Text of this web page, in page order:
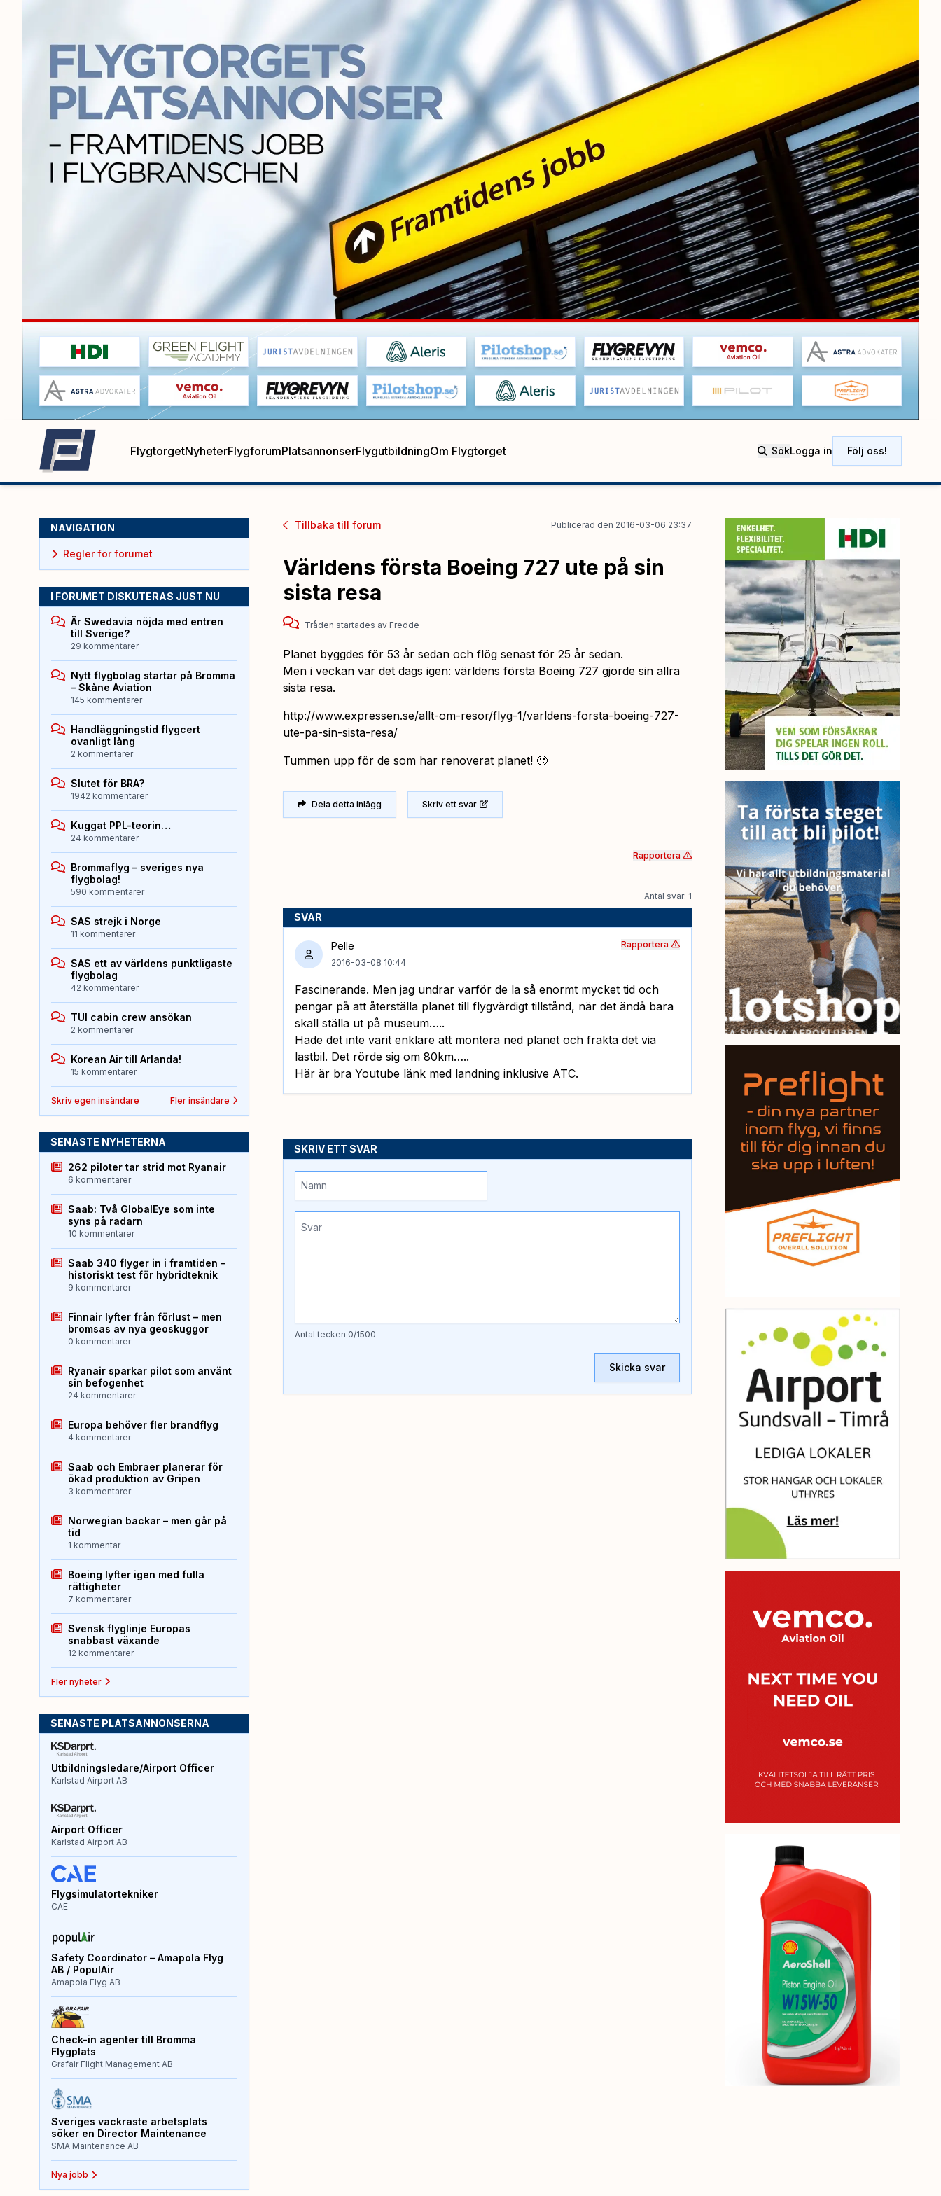
FlygtorgetNyheterFlygforumPlatsannonserFlygutbildningOm Flygtorget SökLogga in Följ oss!
Tillbaka till forum Publicerad den 2016-03-06 23:37
Världens första Boeing 727 ute på sin
sista resa
Tråden startades av Fredde
Planet byggdes för 53 år sedan och flög senast för 25 år sedan.
Men i veckan var det dags igen: världens första Boeing 727 gjorde sin allra
sista resa.
http://www.expressen.se/allt-om-resor/flyg-1/varldens-forsta-boeing-727-
ute-pa-sin-sista-resa/
Tummen upp för de som har renoverat planet! 🙂
Dela detta inlägg Skriv ett svar
Rapportera
Antal svar: 1
SVAR
Pelle
2016-03-08 10:44
Fascinerande. Men jag undrar varför de la så enormt mycket tid och
pengar på att återställa planet till flygvärdigt tillstånd, när det ändå bara
skall ställa ut på museum…..
Hade det inte varit enklare att montera ned planet och frakta det via
lastbil. Det rörde sig om 80km…..
Här är bra Youtube länk med landning inklusive ATC.
Rapportera
SKRIV ETT SVAR
Antal tecken 0/1500
Skicka svar
NAVIGATION
Regler för forumet
I FORUMET DISKUTERAS JUST NU
Är Swedavia nöjda med entren
till Sverige?
29 kommentarer
Nytt flygbolag startar på Bromma
– Skåne Aviation
145 kommentarer
Handläggningstid flygcert
ovanligt lång
2 kommentarer
Slutet för BRA?
1942 kommentarer
Kuggat PPL-teorin…
24 kommentarer
Brommaflyg – sveriges nya
flygbolag!
590 kommentarer
SAS strejk i Norge
11 kommentarer
SAS ett av världens punktligaste
flygbolag
42 kommentarer
TUI cabin crew ansökan
2 kommentarer
Korean Air till Arlanda!
15 kommentarer
Skriv egen insändare Fler insändare
SENASTE NYHETERNA
262 piloter tar strid mot Ryanair
6 kommentarer
Saab: Två GlobalEye som inte
syns på radarn
10 kommentarer
Saab 340 flyger in i framtiden –
historiskt test för hybridteknik
9 kommentarer
Finnair lyfter från förlust – men
bromsas av nya geoskuggor
0 kommentarer
Ryanair sparkar pilot som använt
sin befogenhet
24 kommentarer
Europa behöver fler brandflyg
4 kommentarer
Saab och Embraer planerar för
ökad produktion av Gripen
3 kommentarer
Norwegian backar – men går på
tid
1 kommentar
Boeing lyfter igen med fulla
rättigheter
7 kommentarer
Svensk flyglinje Europas
snabbast växande
12 kommentarer
Fler nyheter
SENASTE PLATSANNONSERNA
Utbildningsledare/Airport Officer
Karlstad Airport AB
Airport Officer
Karlstad Airport AB
Flygsimulatortekniker
CAE
Safety Coordinator – Amapola Flyg
AB / PopulAir
Amapola Flyg AB
Check-in agenter till Bromma
Flygplats
Grafair Flight Management AB
Sveriges vackraste arbetsplats
söker en Director Maintenance
SMA Maintenance AB
Nya jobb